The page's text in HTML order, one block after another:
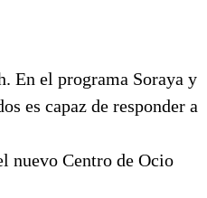
En el programa Soraya y
es capaz de responder a
nuevo Centro de Ocio